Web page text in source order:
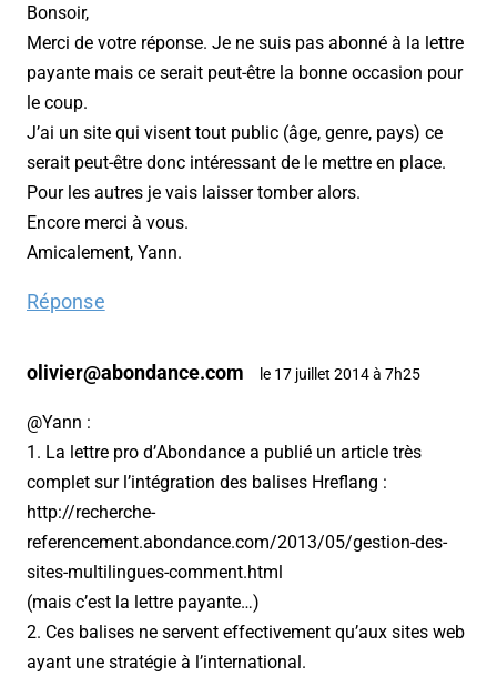
Bonsoir,
Merci de votre réponse. Je ne suis pas abonné à la lettre
payante mais ce serait peut-être la bonne occasion pour
le coup.
J’ai un site qui visent tout public (âge, genre, pays) ce
serait peut-être donc intéressant de le mettre en place.
Pour les autres je vais laisser tomber alors.
Encore merci à vous.
Amicalement, Yann.
Réponse
olivier@abondance.com le 17 juillet 2014 à 7h25
@Yann :
1. La lettre pro d’Abondance a publié un article très
complet sur l’intégration des balises Hreflang :
http://recherche-
referencement.abondance.com/2013/05/gestion-des-
sites-multilingues-comment.html
(mais c’est la lettre payante…)
2. Ces balises ne servent effectivement qu’aux sites web
ayant une stratégie à l’international.